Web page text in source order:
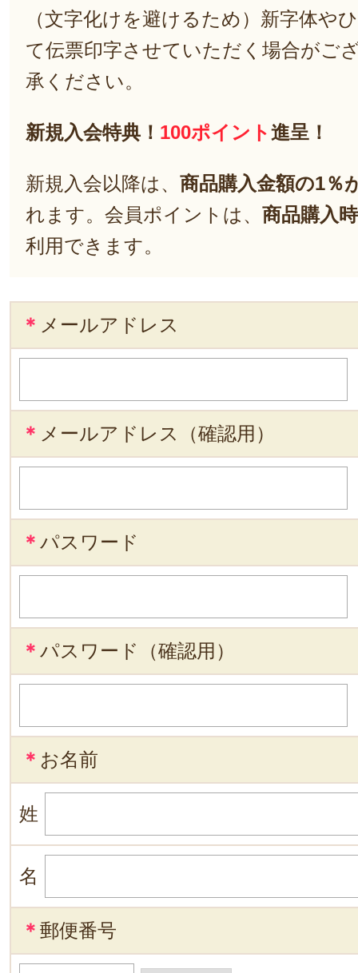
（文字化けを避けるため）新字体や
て伝票印字させていただく場合がご
承ください。
新規入会特典！ 100ポイント進呈！
新規入会以降は、 商品購入金額の1％
れます。会員ポイントは、 商品購入
利用できます。
＊ メールアドレス
＊ メールアドレス（確認用）
＊ パスワード
＊ パスワード（確認用）
＊ お名前
姓
名
＊ 郵便番号